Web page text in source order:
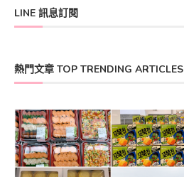
LINE 訊息訂閱
熱門文章 TOP TRENDING ARTICLES